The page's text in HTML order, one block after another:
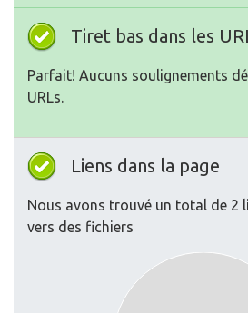
Tiret bas dans les
Parfait! Aucuns soulignements
URLs.
Liens dans la page
Nous avons trouvé un total de 2
vers des fichiers